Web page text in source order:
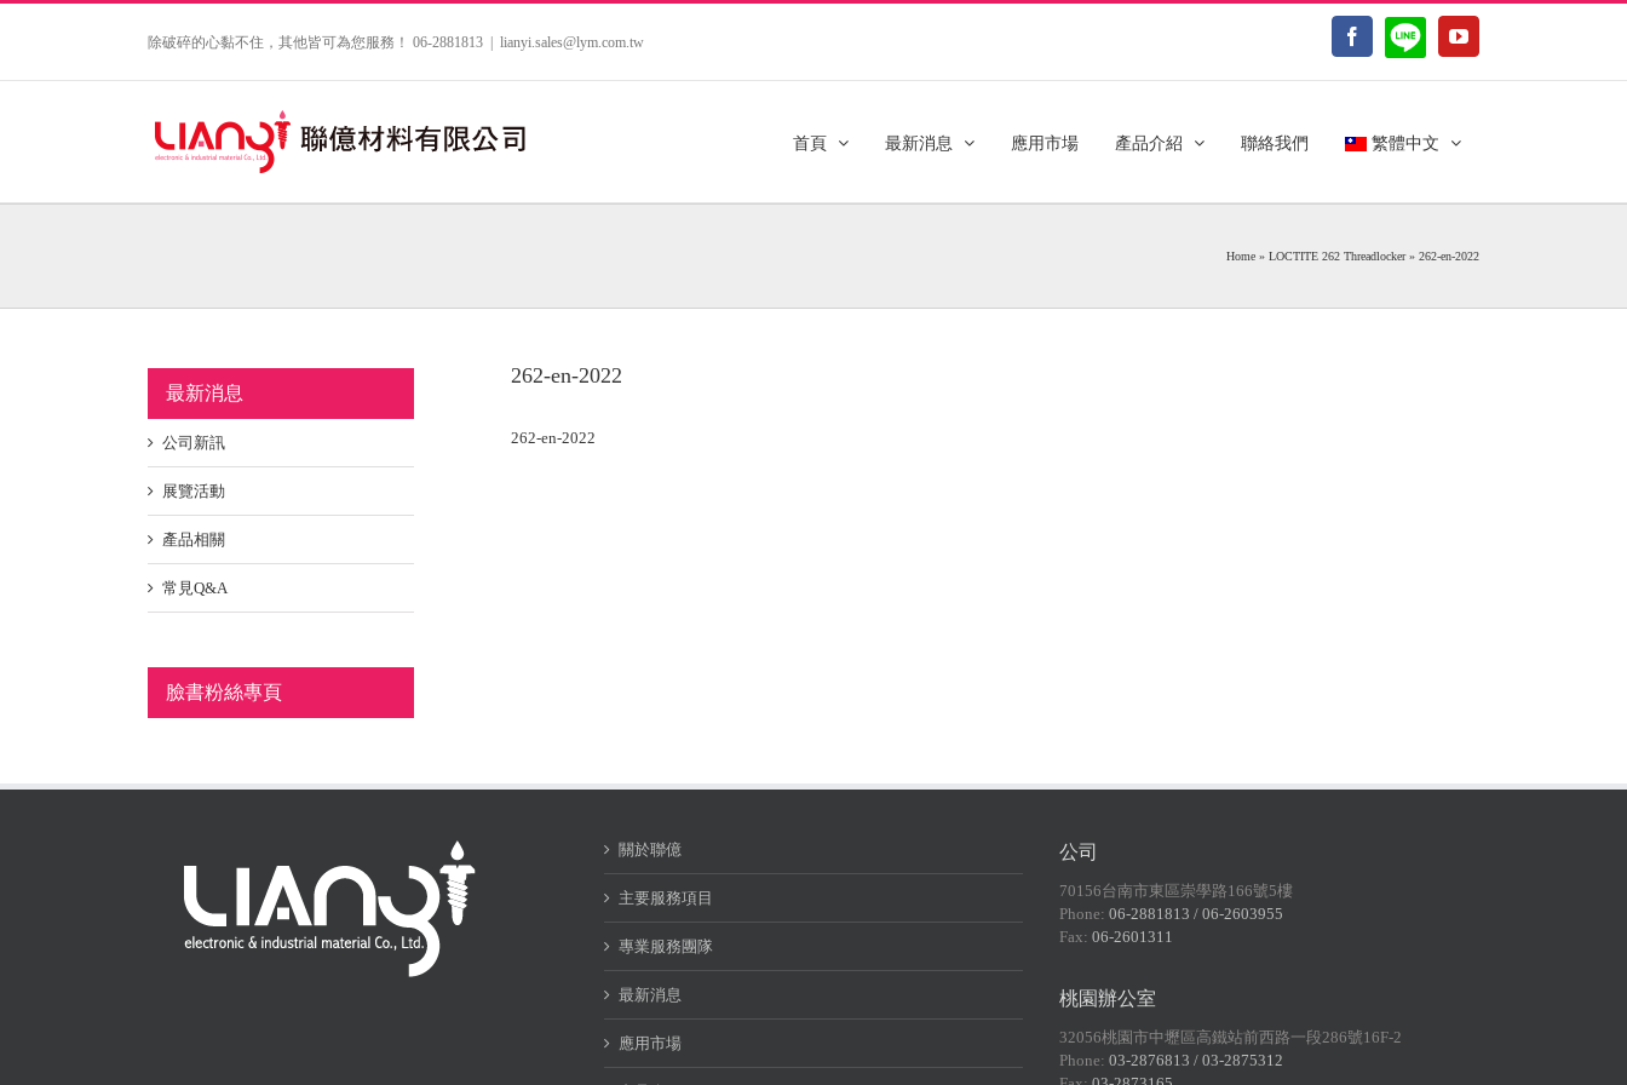
除破碎的心黏不住，其他皆可為您服務！ 06-2881813 | lianyi.sales@lym.com.tw Facebook
LINE@ YouTube
首頁 最新消息 應用市場 產品介紹 聯絡我們 繁體中文
Home » LOCTITE 262 Threadlocker» 262-en-2022
262-en-2022
262-en-2022
最新消息
公司新訊
展覽活動
產品相關
常見Q&A
臉書粉絲專頁
關於聯億
主要服務項目
專業服務團隊
最新消息
應用市場
公司
70156台南市東區崇學路166號5樓
Phone:06-2881813 / 06-2603955
Fax:06-2601311
桃園辦公室
32056桃園市中壢區高鐵站前西路一段286號16F-2
Phone:03-2876813 / 03-2875312